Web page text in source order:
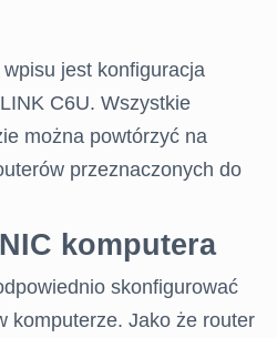
jest konfiguracja
C6U. Wszystkie
można powtórzyć na
przeznaczonych do
komputera
skonfigurować
komputerze. Jako że router